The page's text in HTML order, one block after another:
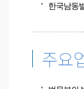
한국남동
주요